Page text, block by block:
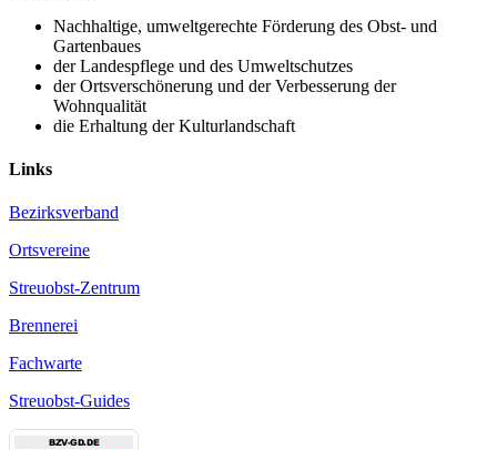
Nachhaltige, umweltgerechte Förderung des Obst- und
Gartenbaues
der Landespflege und des Umweltschutzes
der Ortsverschönerung und der Verbesserung der
Wohnqualität
die Erhaltung der Kulturlandschaft
Links
Bezirksverband
Ortsvereine
Streuobst-Zentrum
Brennerei
Fachwarte
Streuobst-Guides